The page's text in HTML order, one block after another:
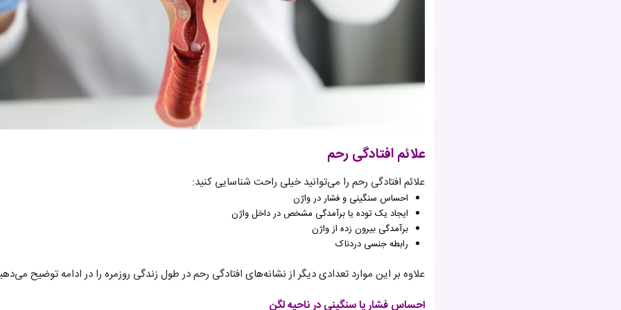
علائم افتادگی رحم
علائم افتادگی رحم را می‌توانید خیلی راحت شناسایی کنید:
احساس سنگینی و فشار در واژن
ایجاد یک توده یا برآمدگی مشخص در داخل واژن
برآمدگی بیرون زده از واژن
رابطه جنسی دردناک
علاوه بر این موارد تعدادی دیگر از نشانه‌های افتادگی رحم در طول زندگی روزمره را در ادامه توضیح
احساس فشار یا سنگینی در ناحیه لگن